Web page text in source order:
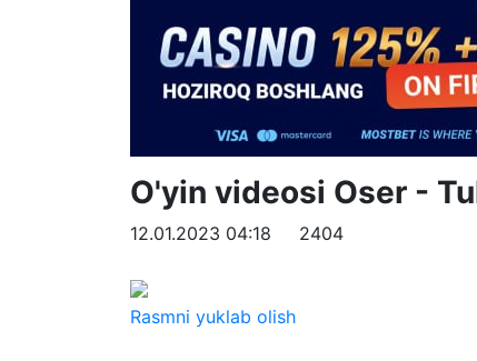
O'yin videosi Oser -
12.01.2023 04:18 2404
Rasmni yuklab olish